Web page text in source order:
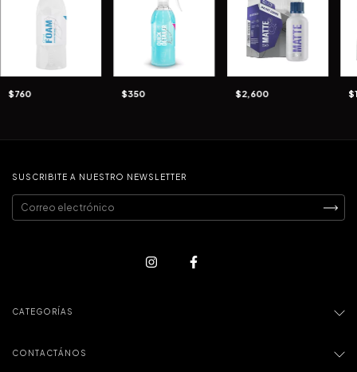
$760 $350 $2,600
SUSCRIBITE A NUESTRO NEWSLETTER
CATEGORÍAS
CONTACTÁNOS